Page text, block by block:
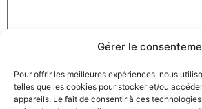
Gérer le
Pour offrir les meilleures expériences, nous
telles que les cookies pour stocker et/ou
appareils. Le fait de consentir à ces